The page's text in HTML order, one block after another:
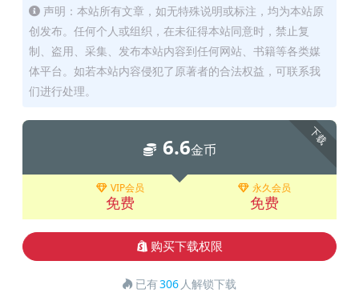
声明：本站所有文章，如无特殊说明或标注，均为本站原
创发布。任何个人或组织，在未征得本站同意时，禁止复
制、盗用、采集、发布本站内容到任何网站、书籍等各类媒
体平台。如若本站内容侵犯了原著者的合法权益，可联系我
们进行处理。
下载
6.6金币
VIP会员
免费
永久会员
免费
购买下载权限
已有306 人解锁下载